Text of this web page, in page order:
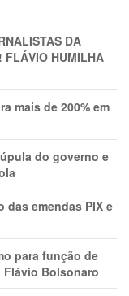
DA
FLÁVIO HUMILHA
mais de 200% em
do governo e
das emendas PIX e
para função de
Bolsonaro